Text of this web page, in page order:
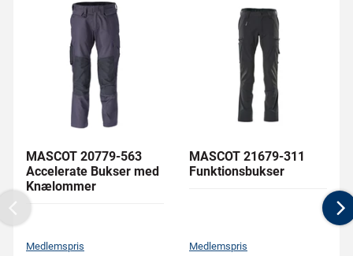
MASCOT 20779-563
Accelerate Bukser med
Knælommer
Medlemspris
MASCOT 21679-311
Funktionsbukser
Medlemspris
Previous